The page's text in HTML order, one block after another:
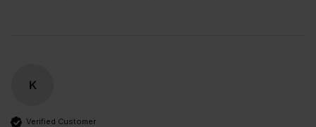
K
Verified Customer